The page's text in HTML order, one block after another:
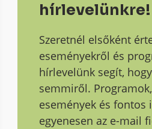
hírlevelünkre!
Szeretnél elsőként
eseményekről és
hírlevelünk segít,
semmiről.
események és fontos
egyenesen az e-mail